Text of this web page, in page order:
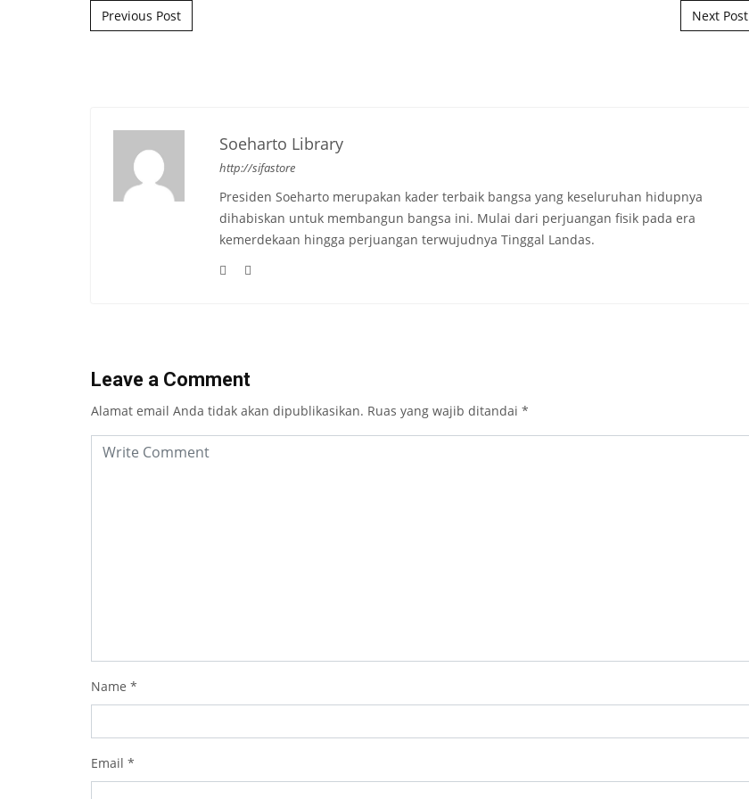
Post navigation
Previous Post Next Post
Soeharto Library
http://sifastore
Presiden Soeharto merupakan kader terbaik bangsa yang keseluruhan hidupnya
dihabiskan untuk membangun bangsa ini. Mulai dari perjuangan fisik pada era
kemerdekaan hingga perjuangan terwujudnya Tinggal Landas.
Leave a Comment
Alamat email Anda tidak akan dipublikasikan. Ruas yang wajib ditandai *
Name *
Email *